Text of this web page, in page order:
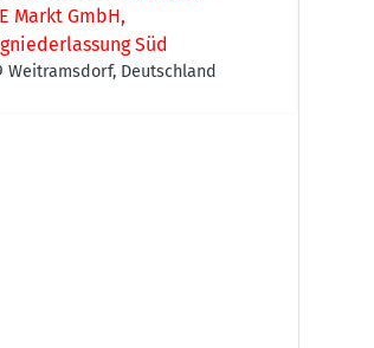
Markt GmbH,
Süd
Weitramsdorf, Deutschland